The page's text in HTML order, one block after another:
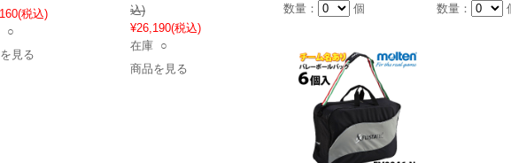
(税込)
○
見る
込)
¥26,190(税込)
在庫 ○
商品を見る
数量：
個
数量：